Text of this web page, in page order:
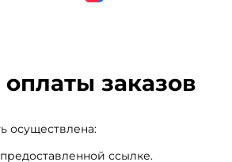
заказов
осуществлена:
ссылке.